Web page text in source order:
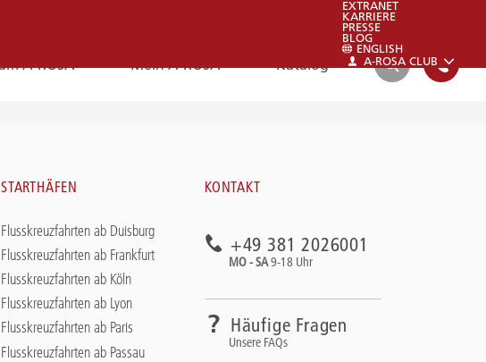
EXTRANET
KARRIERE
PRESSE
BLOG
ENGLISH
A-ROSA CLUB
A-ROSA Mein A-ROSA Katalog
Schauen sie auch gerne in unsere FAQs:
STARTHÄFEN
Flusskreuzfahrten ab Duisburg
Flusskreuzfahrten ab Frankfurt
Flusskreuzfahrten ab Köln
Flusskreuzfahrten ab Lyon
Flusskreuzfahrten ab Paris
Flusskreuzfahrten ab Passau
KONTAKT
+49 381 2026001
MO - SA9-18 Uhr
Häufige Fragen
Unsere FAQs